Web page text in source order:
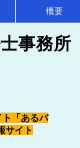
事務所
ト「あるバ
サイト
概要